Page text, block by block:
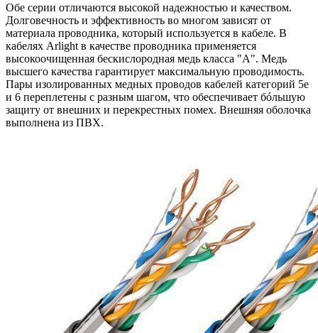
Обе серии отличаются высокой надежностью и качеством.
Долговечность и эффективность во многом зависят от
материала проводника, который используется в кабеле. В
кабелях Arlight в качестве проводника применяется
высокоочищенная бескислородная медь класса "А". Медь
высшего качества гарантирует максимальную проводимость.
Пары изолированных медных проводов кабелей категорий 5e
и 6 переплетены с разным шагом, что обеспечивает бóльшую
защиту от внешних и перекрестных помех. Внешняя оболочка
выполнена из ПВХ.